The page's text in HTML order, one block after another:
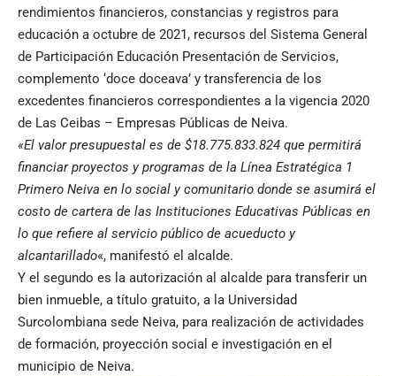
rendimientos financieros, constancias y registros para
educación a octubre de 2021, recursos del Sistema General
de Participación Educación Presentación de Servicios,
complemento ‘doce doceava’ y transferencia de los
excedentes financieros correspondientes a la vigencia 2020
de Las Ceibas – Empresas Públicas de Neiva.
«El valor presupuestal es de $18.775.833.824 que permitirá
financiar proyectos y programas de la Línea Estratégica 1
Primero Neiva en lo social y comunitario donde se asumirá el
costo de cartera de las Instituciones Educativas Públicas en
lo que refiere al servicio público de acueducto y
alcantarillado«, manifestó el alcalde.
Y el segundo es la autorización al alcalde para transferir un
bien inmueble, a título gratuito, a la Universidad
Surcolombiana sede Neiva, para realización de actividades
de formación, proyección social e investigación en el
municipio de Neiva.